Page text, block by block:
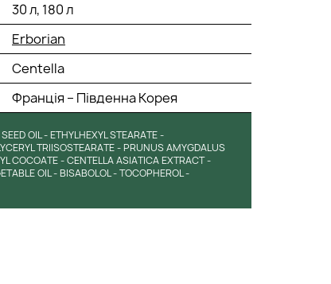
30 л, 180 л
Erborian
Centella
Франція – Південна Корея
OIL - ETHYLHEXYL STEARATE -
TRIISOSTEARATE - PRUNUS AMYGDALUS
COCOATE - CENTELLA ASIATICA EXTRACT -
OIL - BISABOLOL - TOCOPHEROL -